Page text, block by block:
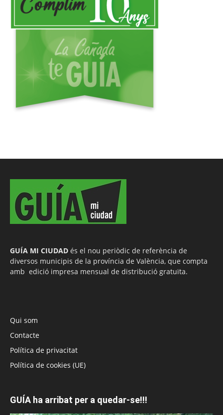
GUÍA MI CIUDAD és el nou periòdic de referència de
diversos municipis de la província de València, que compta
amb edició impresa mensual de distribució gratuïta.
Qui som
Contacte
Política de privacitat
Política de cookies (UE)
GUÍA ha arribat per a quedar-se!!!